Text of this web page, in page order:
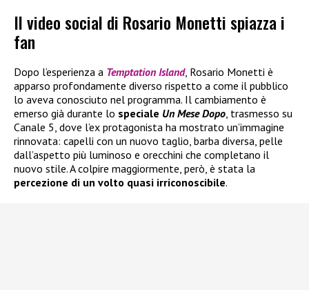
Il video social di Rosario Monetti spiazza i
fan
Dopo l’esperienza a Temptation Island, Rosario Monetti è
apparso profondamente diverso rispetto a come il pubblico
lo aveva conosciuto nel programma. Il cambiamento è
emerso già durante lo speciale Un Mese Dopo , trasmesso su
Canale 5, dove l’ex protagonista ha mostrato un’immagine
rinnovata: capelli con un nuovo taglio, barba diversa, pelle
dall’aspetto più luminoso e orecchini che completano il
nuovo stile. A colpire maggiormente, però, è stata la
percezione di un volto quasi irriconoscibile.